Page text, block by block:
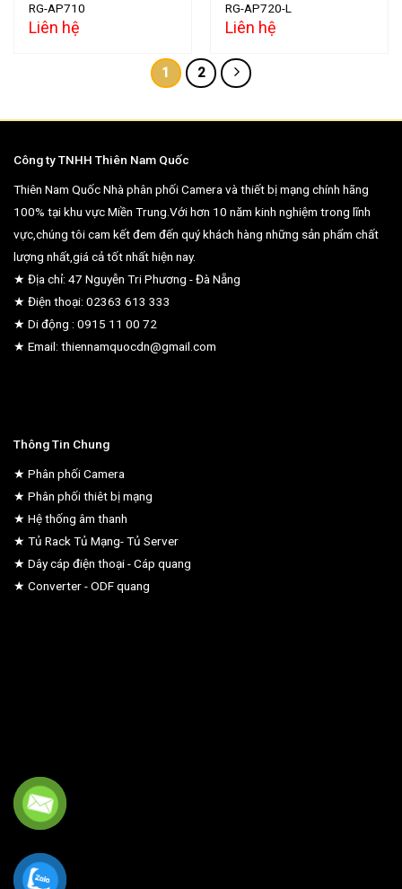
RG-AP710
Liên hệ
RG-AP720-L
Liên hệ
1 2
Công ty TNHH Thiên Nam Quốc
Thiên Nam Quốc Nhà phân phối Camera và thiết bị mạng chính hãng
100% tại khu vực Miền Trung.Với hơn 10 năm kinh nghiệm trong lĩnh
vực,chúng tôi cam kết đem đến quý khách hàng những sản phẩm chất
lượng nhất,giá cả tốt nhất hiện nay.
★ Địa chỉ: 47 Nguyễn Tri Phương - Đà Nẵng
★ Điện thoại: 02363 613 333
★ Di động : 0915 11 00 72
★ Email: thiennamquocdn@gmail.com
Thông Tin Chung
★ Phân phối Camera
★ Phân phối thiêt bị mạng
★ Hệ thống âm thanh
★ Tủ Rack Tủ Mạng- Tủ Server
★ Dây cáp điện thoại - Cáp quang
★ Converter - ODF quang